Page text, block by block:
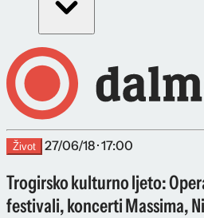
Život 27/06/18 · 17:00
Trogirsko kulturno ljeto:
festivali, koncerti Massima,